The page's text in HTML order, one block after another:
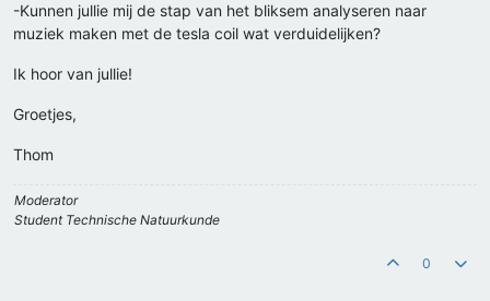
-Kunnen jullie mij de stap van het bliksem analyseren naar
muziek maken met de tesla coil wat verduidelijken?
Ik hoor van jullie!
Groetjes,
Thom
Moderator
Student Technische Natuurkunde
0